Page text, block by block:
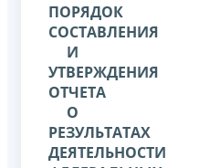
ПОРЯДОК
СОСТАВЛЕНИЯ
И
УТВЕРЖДЕНИЯ
ОТЧЕТА
О
РЕЗУЛЬТАТАХ
ДЕЯТЕЛЬНОСТИ